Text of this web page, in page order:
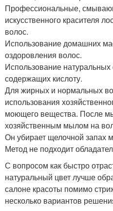
Профессиональные,
искусственного красителя
волос.
Использование домашних
оздоровления волос.
Использование натуральных
содержащих кислоту.
Для жирных и нормальных
использования
моющего вещества. После
хозяйственным мылом на
Он убирает щелочной запах
Метод не подходит
С вопросом как быстро
натуральный цвет лучше
салоне красоты помимо
несколько вариантов